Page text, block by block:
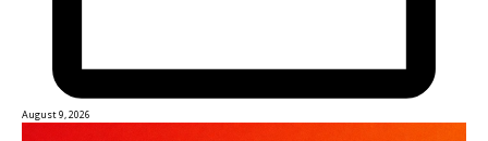
August 9, 2026